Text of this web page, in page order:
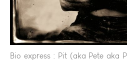
Bio express : Pit (aka Pete aka